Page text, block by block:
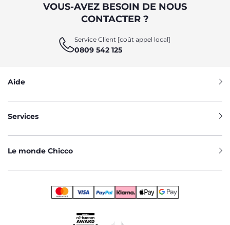
VOUS-AVEZ BESOIN DE NOUS
CONTACTER ?
Service Client [coût appel local]
0809 542 125
Aide
Services
Le monde Chicco